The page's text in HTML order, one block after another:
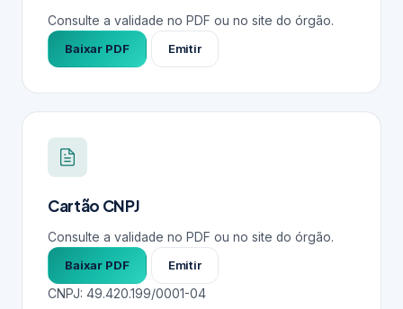
Consulte a validade no PDF ou no site do órgão.
Baixar PDF
Emitir
Cartão CNPJ
Consulte a validade no PDF ou no site do órgão.
Baixar PDF
Emitir
CNPJ: 49.420.199/0001-04